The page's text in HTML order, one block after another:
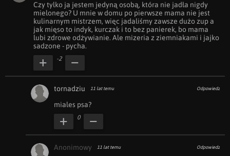
Czy tylko ja jestem jedyną osobą, która nie jadła nigdy
mielonego? U mnie w domu po pierwsze mama nie jest
kulinarnym mistrzem, więc jadaliśmy zawsze dużo zup a
jak mięso to indyk, kurczak i to bez panierek, bo mama
lubi zdrowe odżywianie. Ale mizeria z ziemniakami i jajko
sadzone - pycha.
-2
tornadziu 11 lat temu Odpowiedz
miales psa?
0
Anonimowy 11 lat temu Odpowiedz